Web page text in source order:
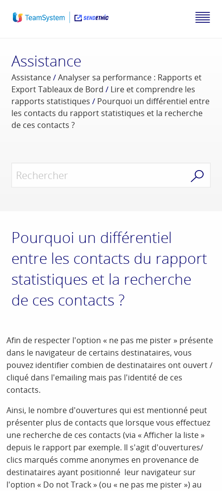
Assistance
Assistance/Analyser sa performance : Rapports et
Export Tableaux de Bord / Lire et comprendre les
rapports statistiques / Pourquoi un différentiel entre
les contacts du rapport statistiques et la recherche
de ces contacts ?
Pourquoi un différentiel
entre les contacts du rapport
statistiques et la recherche
de ces contacts ?
Afin de respecter l'option « ne pas me pister » présente
dans le navigateur de certains destinataires, vous
pouvez identifier combien de destinataires ont ouvert /
cliqué dans l'emailing mais pas l'identité de ces
contacts.
Ainsi, le nombre d'ouvertures qui est mentionné peut
présenter plus de contacts que lorsque vous effectuez
une recherche de ces contacts (via « Afficher la liste »
depuis le rapport par exemple. Il s'agit d'ouvertures/
clics marqués comme anonymes en provenance de
destinataires ayant positionné leur navigateur sur
l'option « Do not Track » (ou « ne pas me pister ») au